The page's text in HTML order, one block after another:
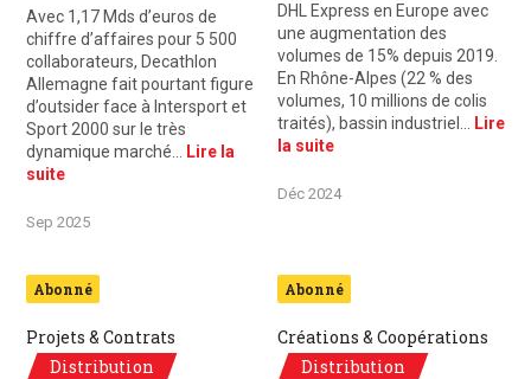
Avec 1,17 Mds d’euros de
chiffre d’affaires pour 5 500
collaborateurs, Decathlon
Allemagne fait pourtant figure
d’outsider face à Intersport et
Sport 2000 sur le très
dynamique marché…
Lire la
suite
Sep 2025
DHL Express en Europe avec
une augmentation des
volumes de 15% depuis 2019.
En Rhône-Alpes (22 % des
volumes, 10 millions de colis
traités), bassin industriel…
Lire
la suite
Déc 2024
Abonné
Projets & Contrats
Distribution
Abonné
Créations & Coopérations
Distribution